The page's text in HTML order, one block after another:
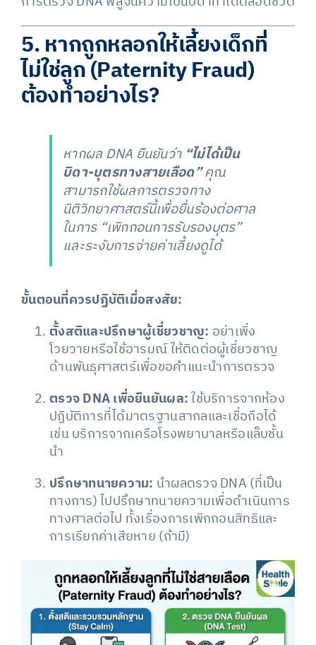
5. หากถูกหลอกให้เลี้ยงเด็กที่
ไม่ใช่ลูก (Paternity Fraud)
ต้องทำอย่างไร?
หากผล DNA ยืนยันว่า “ไม่ได้เป็น
บิดา-บุตรทางสายเลือด”คุณ
สามารถใช้ผลการตรวจทาง
นิติวิทยาศาสตร์นี้เพื่อยื่นร้องต่อศาล
ในการ “เพิกถอนการรับรองบุตร”
และระงับการจ่ายค่าเลี้ยงดูได้
ขั้นตอนที่ควรปฏิบัติเมื่อสงสัย:
ตั้งสติและปรึกษาผู้เชี่ยวชาญ: อย่าเพิ่ง
โวยวายหรือใช้อารมณ์ ให้ติดต่อผู้เชี่ยวชาญ
ด้านพันธุศาสตร์เพื่อขอคำแนะนำการตรวจ
ตรวจ DNA เพื่อยืนยันผล:ใช้บริการจากห้อง
ปฏิบัติการที่ได้มาตรฐานสากลและเชื่อถือได้
เช่น บริการจากเครือโรงพยาบาลหรือแล็บชั้น
นำ
ปรึกษาทนายความ: นำผลตรวจ DNA (ที่เป็น
ทางการ) ไปปรึกษาทนายความเพื่อดำเนินการ
ทางศาลต่อไป ทั้งเรื่องการเพิกถอนสิทธิและ
การเรียกค่าเสียหาย (ถ้ามี)